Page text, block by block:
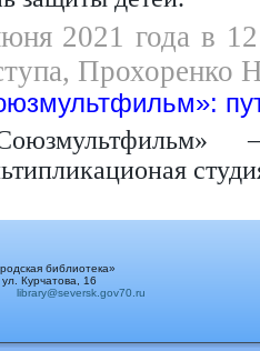
2021 года в
Прохоренко
библиотека»
Курчатова, 16
library@seversk.gov70.ru